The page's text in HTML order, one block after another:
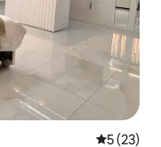
Note
5 (23)